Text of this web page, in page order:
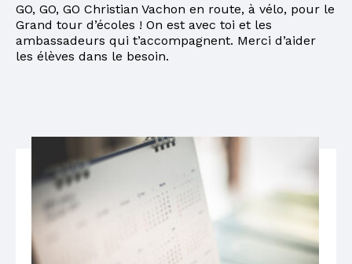
GO, GO, GO Christian Vachon en route, à vélo, pour le
Grand tour d’écoles ! On est avec toi et les
ambassadeurs qui t’accompagnent. Merci d’aider
les élèves dans le besoin.